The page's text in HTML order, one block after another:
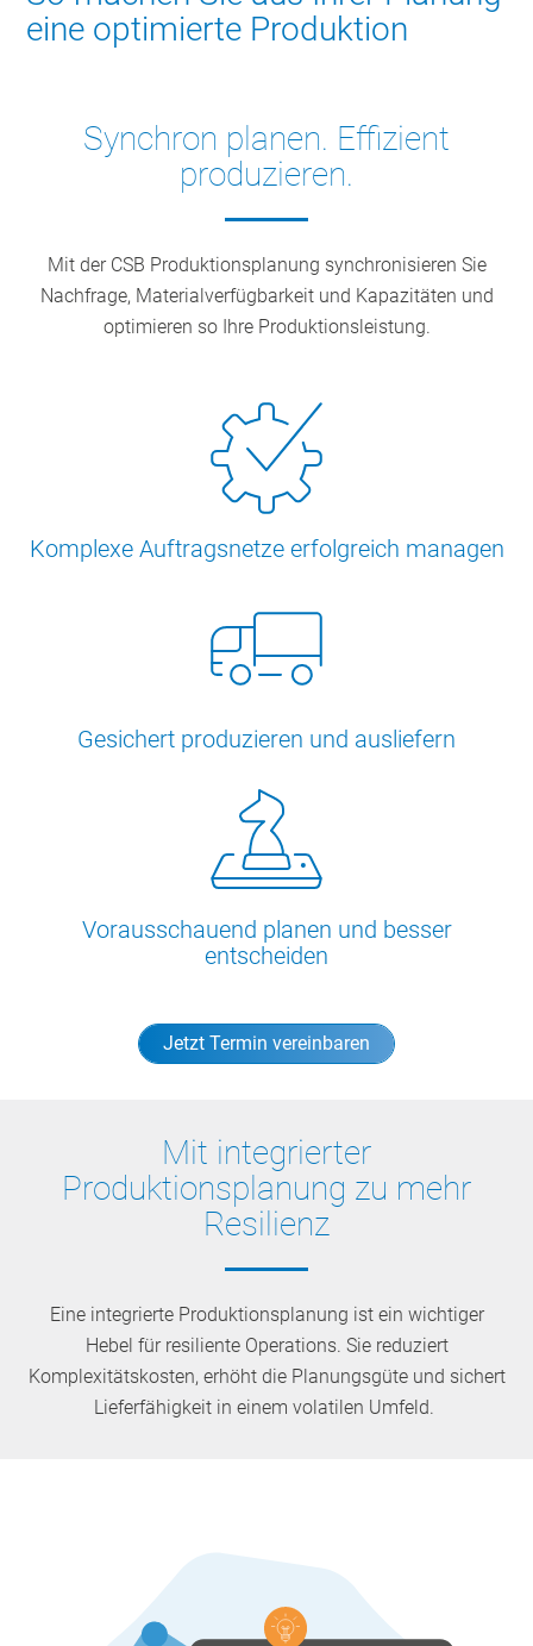
eine optimierte Produktion
Synchron planen. Effizient
produzieren.
Mit der CSB Produktionsplanung synchronisieren Sie
Nachfrage, Materialverfügbarkeit und Kapazitäten und
optimieren so Ihre Produktionsleistung.
Komplexe Auftragsnetze erfolgreich managen
Gesichert produzieren und ausliefern
Vorausschauend planen und besser
entscheiden
Jetzt Termin vereinbaren
Mit integrierter
Produktionsplanung zu mehr
Resilienz
Eine integrierte Produktionsplanung ist ein wichtiger
Hebel für resiliente Operations. Sie reduziert
Komplexitätskosten, erhöht die Planungsgüte und sichert
Lieferfähigkeit in einem volatilen Umfeld.